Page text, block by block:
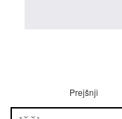
Prejšnji